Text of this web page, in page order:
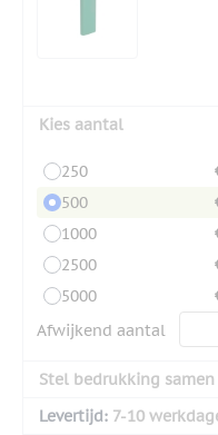
Kies aantal
250
500
1000
2500
5000
Afwijkend aantal
Stel bedrukking samen
Levertijd: 7-10